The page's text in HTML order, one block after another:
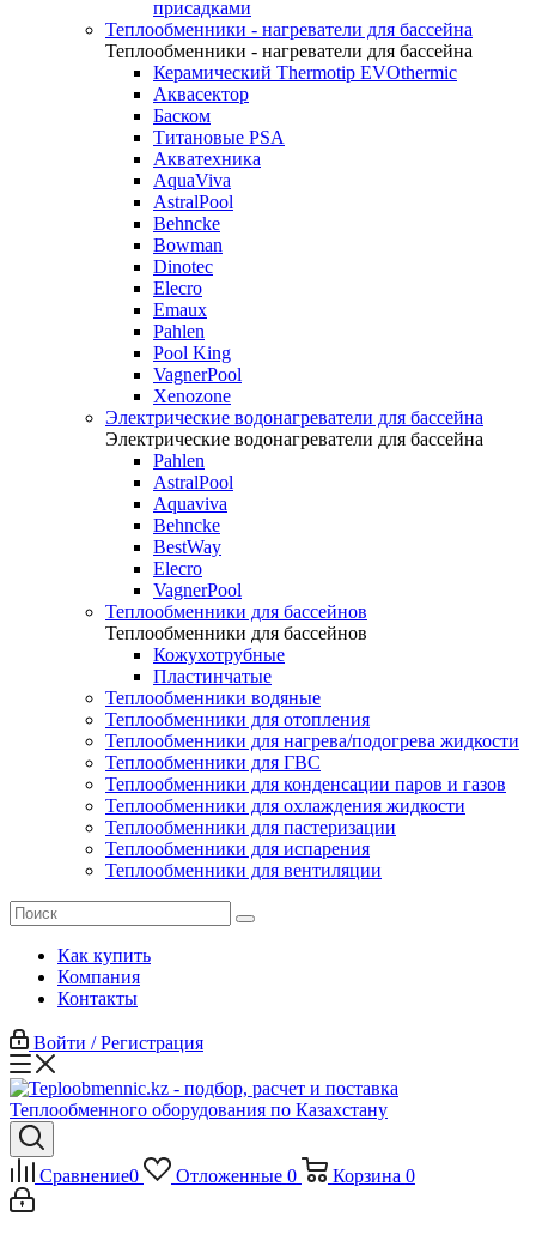
присадками
Теплообменники - нагреватели для бассейна
Теплообменники - нагреватели для бассейна
Керамический Thermotip EVOthermic
Аквасектор
Баском
Титановые PSA
Акватехника
AquaViva
AstralPool
Behncke
Bowman
Dinotec
Elecro
Emaux
Pahlen
Pool King
VagnerPool
Xenozone
Электрические водонагреватели для бассейна
Электрические водонагреватели для бассейна
Pahlen
AstralPool
Aquaviva
Behncke
BestWay
Elecro
VagnerPool
Теплообменники для бассейнов
Теплообменники для бассейнов
Кожухотрубные
Пластинчатые
Теплообменники водяные
Теплообменники для отопления
Теплообменники для нагрева/подогрева жидкости
Теплообменники для ГВС
Теплообменники для конденсации паров и газов
Теплообменники для охлаждения жидкости
Теплообменники для пастеризации
Теплообменники для испарения
Теплообменники для вентиляции
Как купить
Компания
Контакты
Войти / Регистрация
Сравнение0 Отложенные 0 Корзина 0